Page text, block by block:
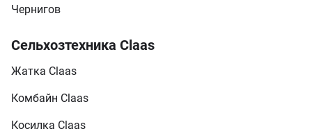
Чернигов
Сельхозтехника Claas
Жатка Claas
Комбайн Claas
Косилка Claas